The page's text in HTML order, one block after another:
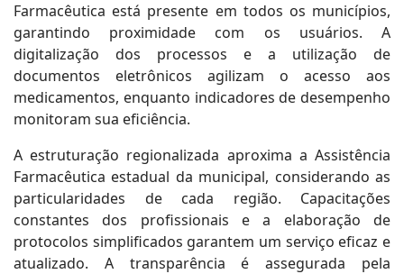
Farmacêutica está presente em todos os municípios,
garantindo proximidade com os usuários. A
digitalização dos processos e a utilização de
documentos eletrônicos agilizam o acesso aos
medicamentos, enquanto indicadores de desempenho
monitoram sua eficiência.
A estruturação regionalizada aproxima a Assistência
Farmacêutica estadual da municipal, considerando as
particularidades de cada região. Capacitações
constantes dos profissionais e a elaboração de
protocolos simplificados garantem um serviço eficaz e
atualizado. A transparência é assegurada pela